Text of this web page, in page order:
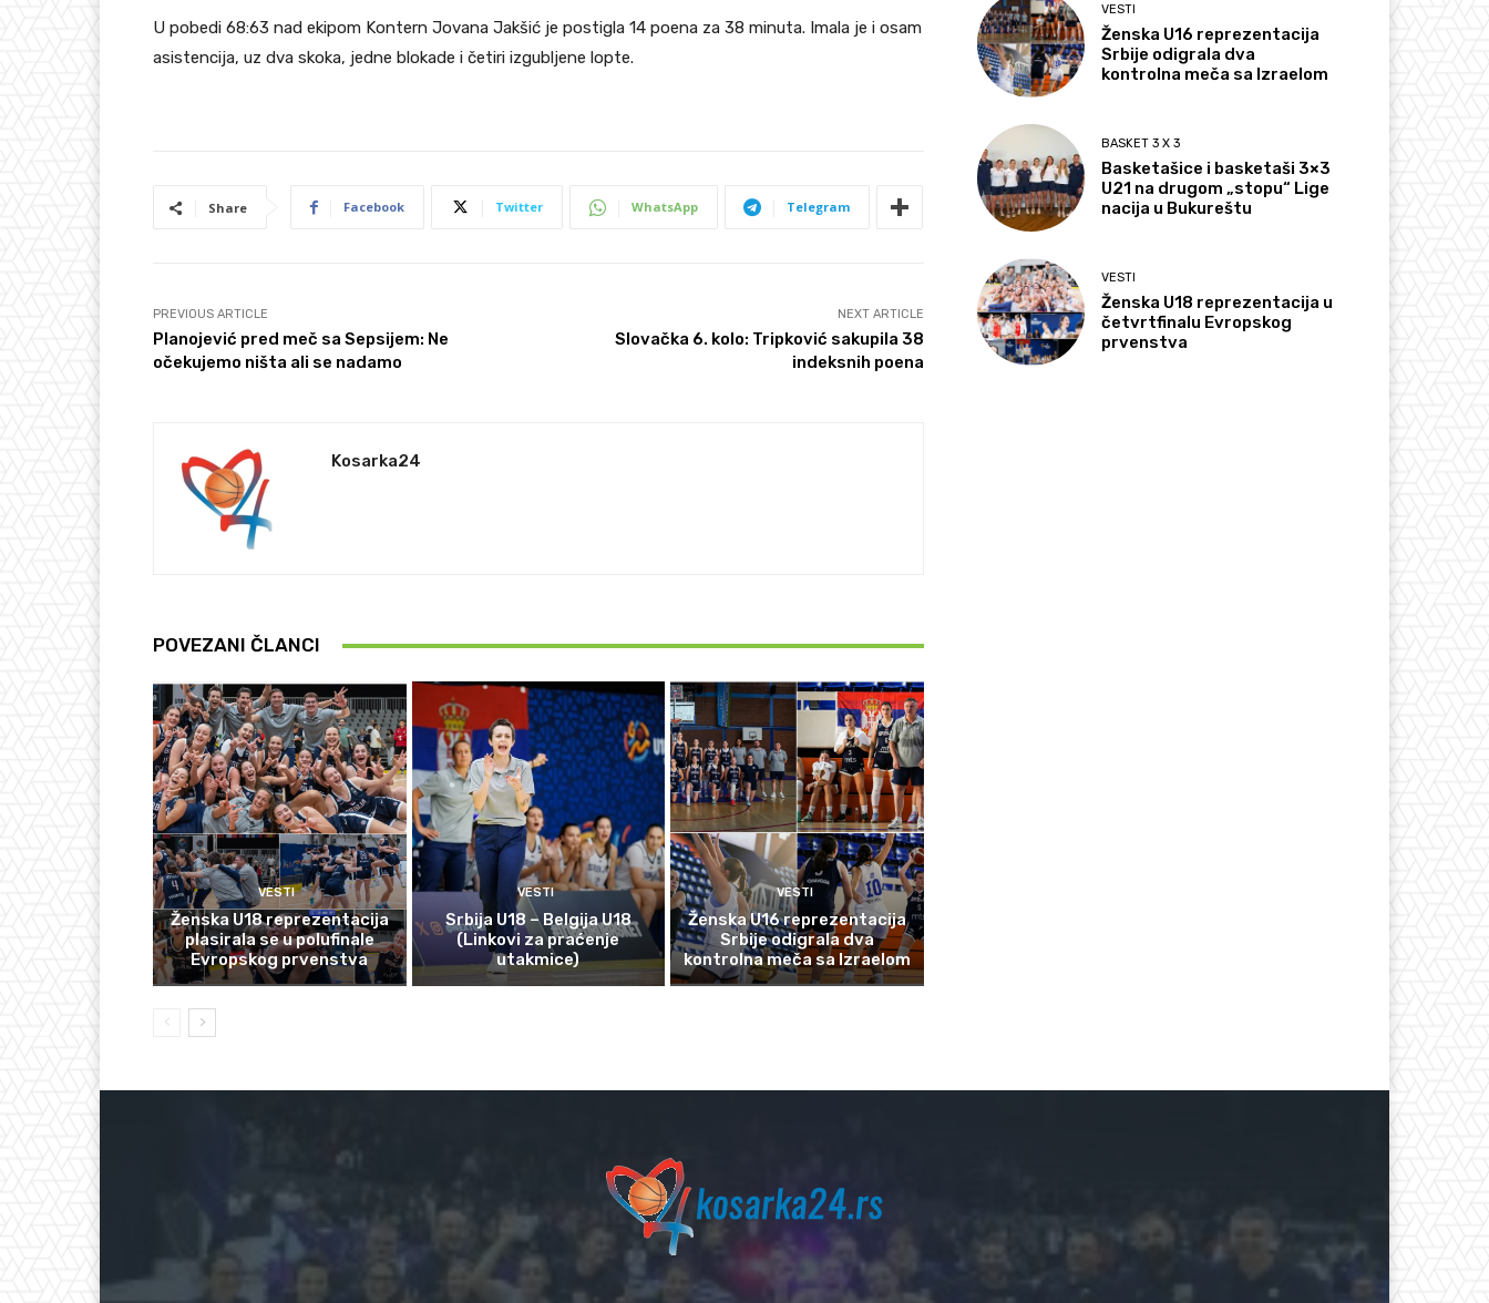
U pobedi 68:63 nad ekipom Kontern Jovana Jakšić je postigla 14 poena za 38 minuta. Imala je i osam
asistencija, uz dva skoka, jedne blokade i četiri izgubljene lopte.
Share Facebook Twitter WhatsApp Telegram
PREVIOUS ARTICLE
Planojević pred meč sa Sepsijem: Ne
očekujemo ništa ali se nadamo
NEXT ARTICLE
Slovačka 6. kolo: Tripković sakupila 38
indeksnih poena
Kosarka24
POVEZANI ČLANCI
VESTI
Ženska U18 reprezentacija
plasirala se u polufinale
Evropskog prvenstva
VESTI
Srbija U18 – Belgija U18
(Linkovi za praćenje
utakmice)
VESTI
Ženska U16 reprezentacija
Srbije odigrala dva
kontrolna meča sa Izraelom
VESTI
Ženska U16 reprezentacija
Srbije odigrala dva
kontrolna meča sa Izraelom
BASKET 3 X 3
Basketašice i basketaši 3×3
U21 na drugom „stopu“ Lige
nacija u Bukureštu
VESTI
Ženska U18 reprezentacija u
četvrtfinalu Evropskog
prvenstva